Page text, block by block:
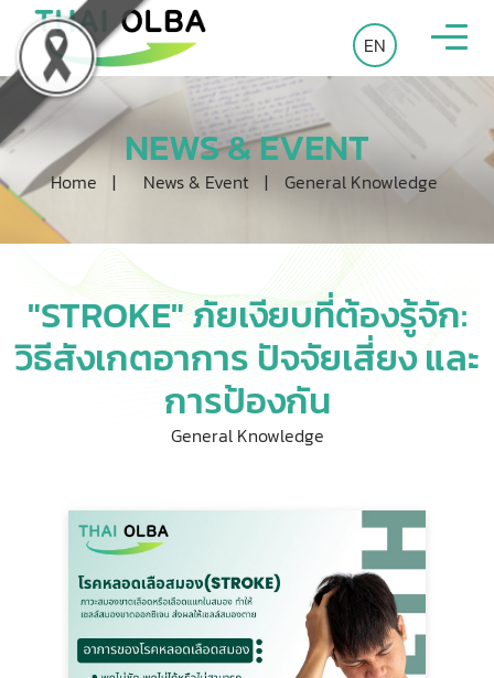
EN
NEWS & EVENT
Home | News & Event | General Knowledge
"STROKE" ภัยเงียบที่ต้องรู้จัก:
วิธีสังเกตอาการ ปัจจัยเสี่ยง และ
การป้องกัน
General Knowledge